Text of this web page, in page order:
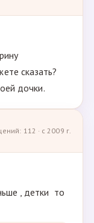
сказать?
дочки.
112 · с 2009 г.
, детки то